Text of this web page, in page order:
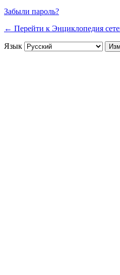
Забыли пароль?
← Перейти к Энциклопедия
Язык